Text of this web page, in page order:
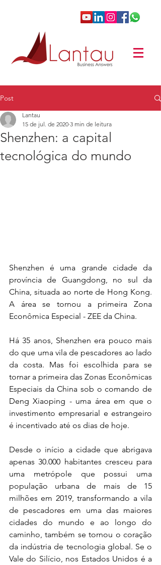
Post
Shenzhen: a capital
tecnológica do mundo
Lantau
15 de jul. de 2020 3 min de leitura
Shenzhen é uma grande cidade da
província de Guangdong, no sul da
China, situada ao norte de Hong Kong.
A área se tornou a primeira Zona
Econômica Especial - ZEE da China.
Há 35 anos, Shenzhen era pouco mais
do que uma vila de pescadores ao lado
da costa. Mas foi escolhida para se
tornar a primeira das Zonas Econômicas
Especiais da China sob o comando de
Deng Xiaoping - uma área em que o
investimento empresarial e estrangeiro
é incentivado até os dias de hoje.
Desde o início a cidade que abrigava
apenas 30.000 habitantes cresceu para
uma metrópole que possui uma
população urbana de mais de 15
milhões em 2019, transformando a vila
de pescadores em uma das maiores
cidades do mundo e ao longo do
caminho, também se tornou o coração
da indústria de tecnologia global. Se o
Vale do Silício, nos Estados Unidos é a